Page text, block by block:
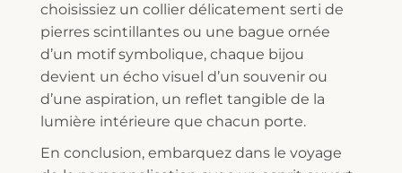
choisissiez un collier délicatement serti de
pierres scintillantes ou une bague ornée
d’un motif symbolique, chaque bijou
devient un écho visuel d’un souvenir ou
d’une aspiration, un reflet tangible de la
lumière intérieure que chacun porte.
En conclusion, embarquez dans le voyage